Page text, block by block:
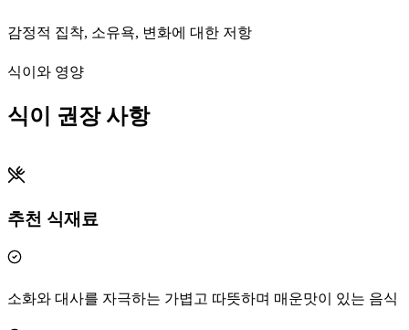
감정적 집착, 소유욕, 변화에 대한 저항
식이와 영양
식이 권장 사항
추천 식재료
소화와 대사를 자극하는 가볍고 따뜻하며 매운맛이 있는 음식